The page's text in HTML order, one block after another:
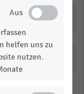
helfen uns zu
nutzen.